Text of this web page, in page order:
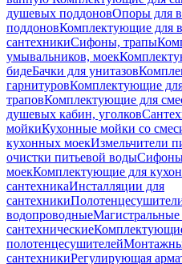
душевых поддоновОпоры для
поддоновКомплектующие для
сантехникиСифоны, трапы
умывальников, моек
бидеБачки для унитазов
гарнитуровКомплектующие
траповКомплектующие для
душевых кабин, уголков
мойкиКухонные мойки со
кухонных моекИзмельчители
очистки питьевой воды
моекКомплектующие для
сантехникаИнсталляции для
сантехники
водопроводные
сантехнические
полотенцесушителей
сантехникиРегулирующая